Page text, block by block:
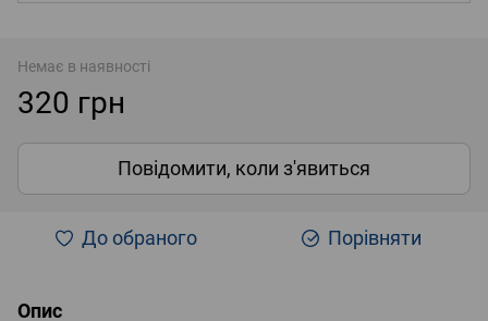
Немає в наявності
320 грн
Повідомити, коли з'явиться
До обраного Порівняти
Опис